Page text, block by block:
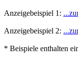
Anzeigebeispiel 1:
Anzeigebeispiel 2:
* Beispiele enthalten